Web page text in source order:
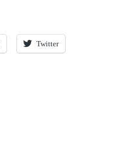
Twitter